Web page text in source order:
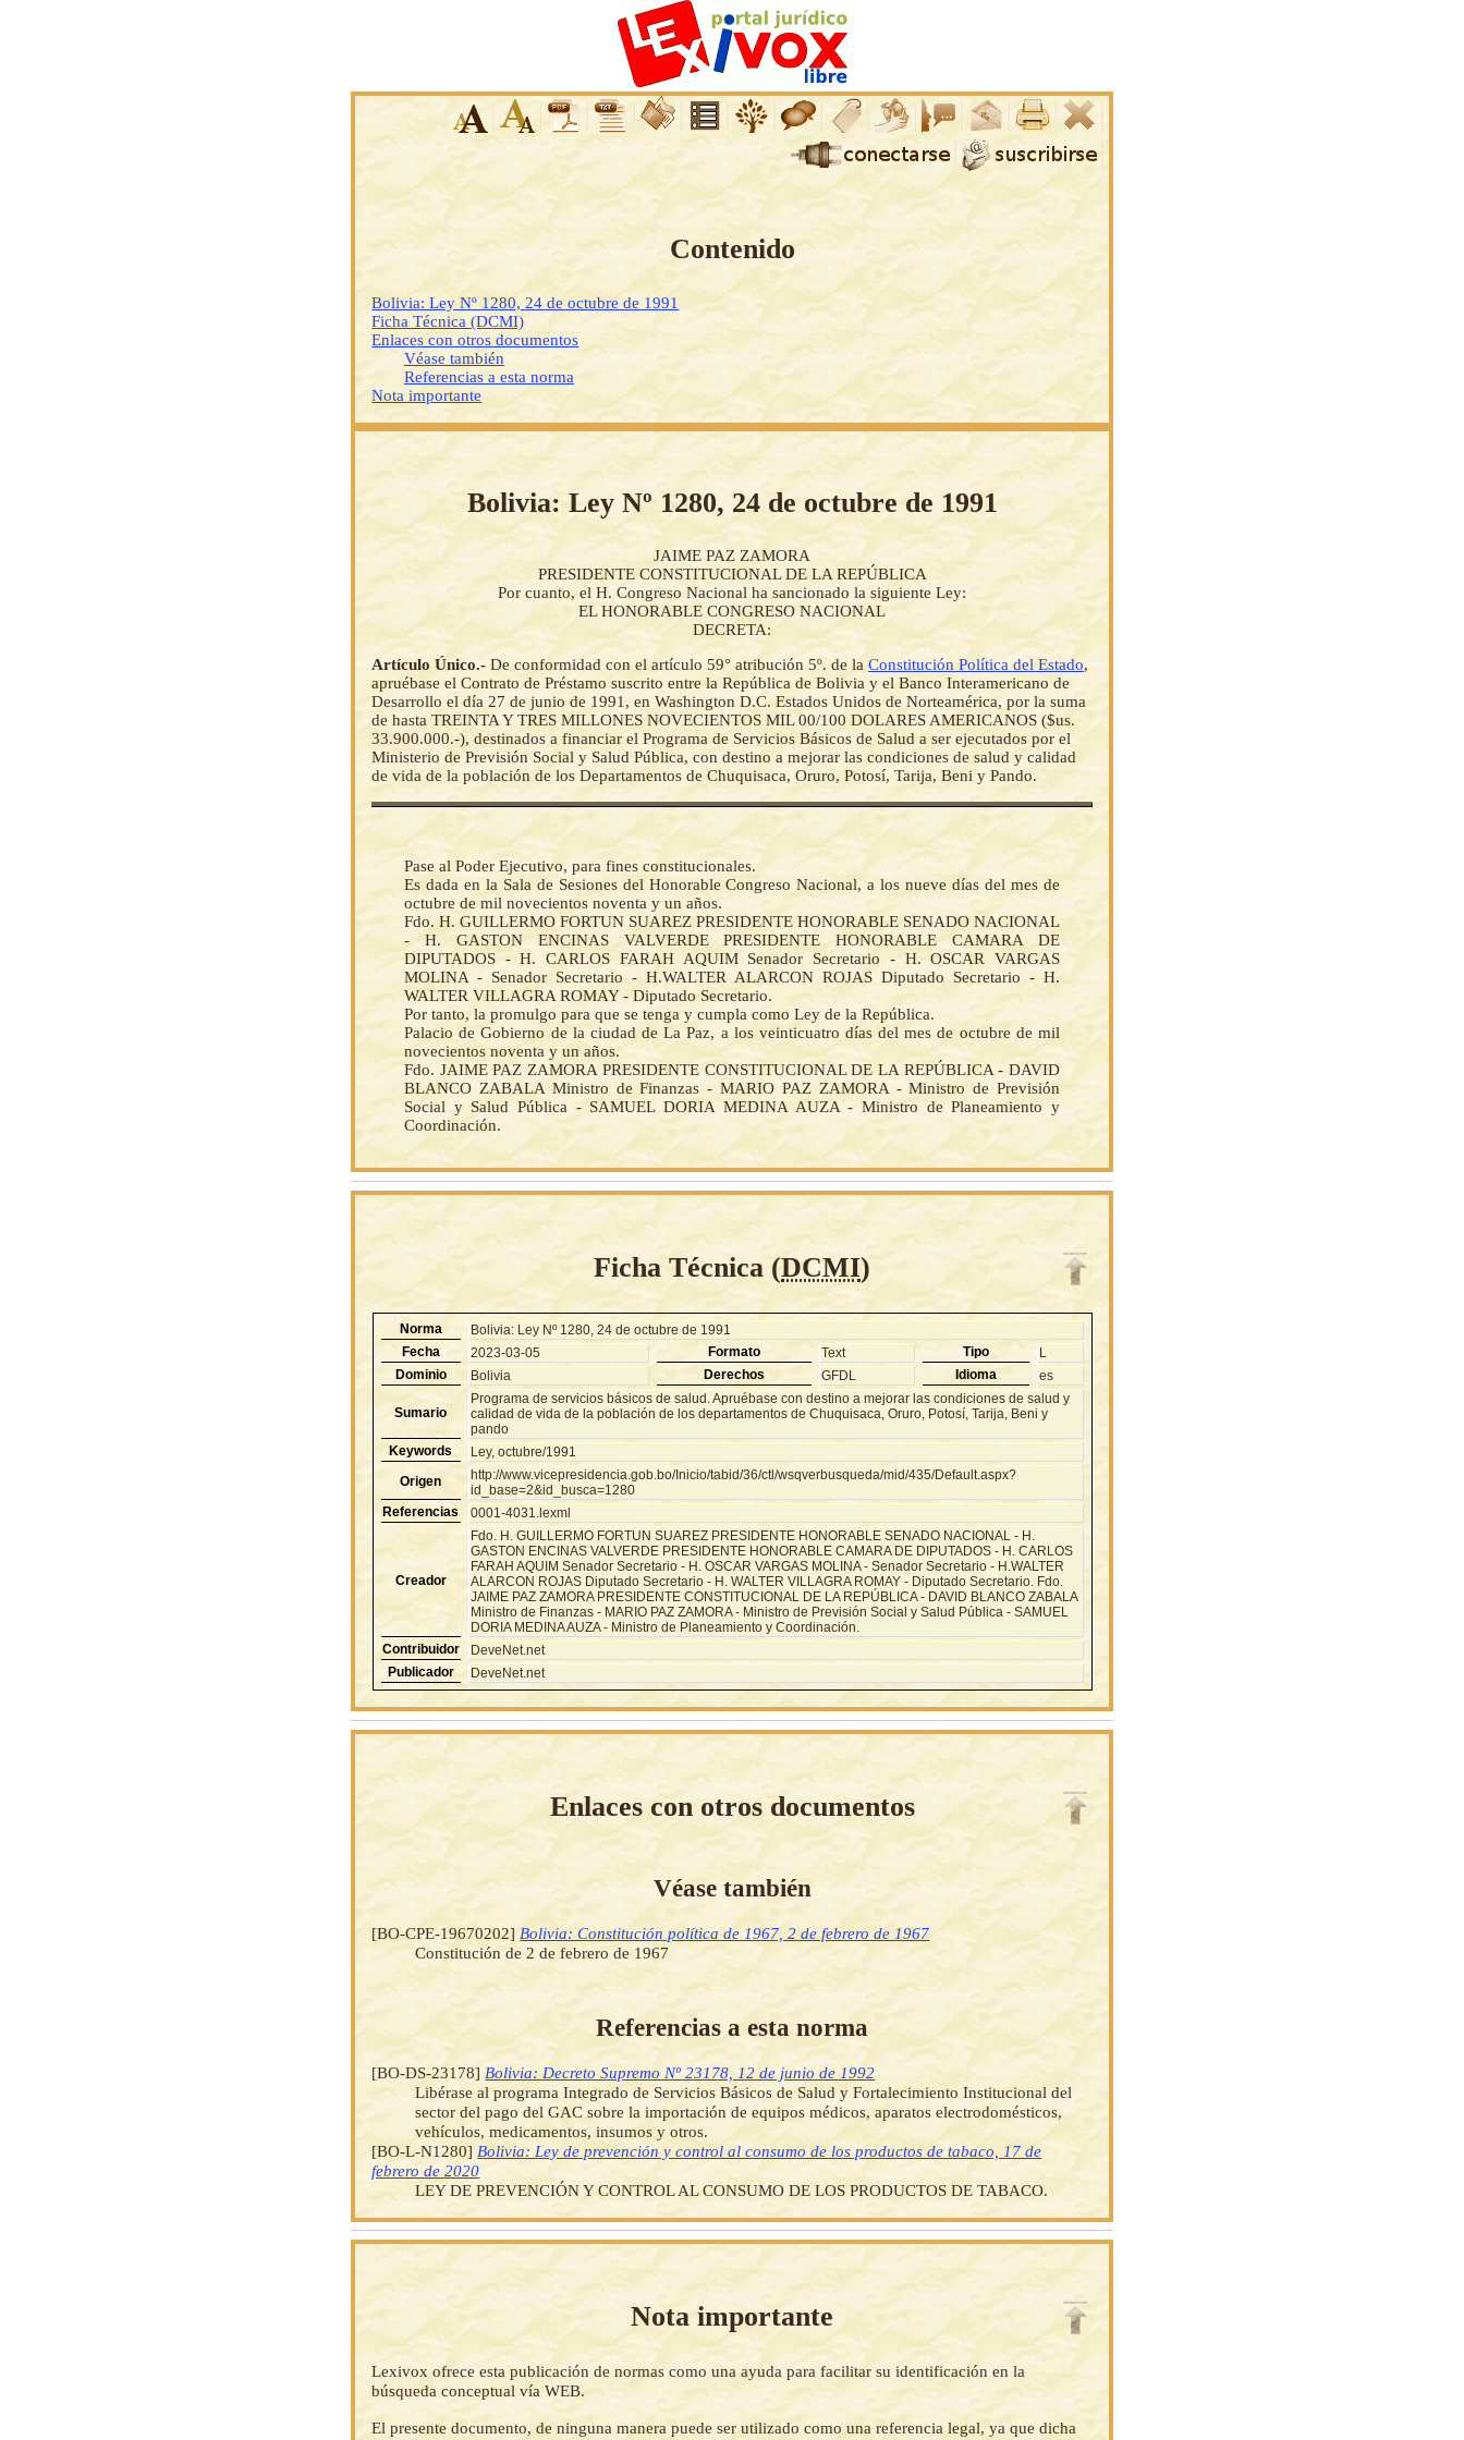
Contenido
Bolivia: Ley Nº 1280, 24 de octubre de 1991
Ficha Técnica (DCMI)
Enlaces con otros documentos
Véase también
Referencias a esta norma
Nota importante
Bolivia: Ley Nº 1280, 24 de octubre de 1991
JAIME PAZ ZAMORA
PRESIDENTE CONSTITUCIONAL DE LA REPÚBLICA
Por cuanto, el H. Congreso Nacional ha sancionado la siguiente Ley:
EL HONORABLE CONGRESO NACIONAL
DECRETA:
Artículo Único.- De conformidad con el artículo 59° atribución 5º. de la Constitución Política del Estado,
apruébase el Contrato de Préstamo suscrito entre la República de Bolivia y el Banco Interamericano de
Desarrollo el día 27 de junio de 1991, en Washington D.C. Estados Unidos de Norteamérica, por la suma
de hasta TREINTA Y TRES MILLONES NOVECIENTOS MIL 00/100 DOLARES AMERICANOS ($us.
33.900.000.-), destinados a financiar el Programa de Servicios Básicos de Salud a ser ejecutados por el
Ministerio de Previsión Social y Salud Pública, con destino a mejorar las condiciones de salud y calidad
de vida de la población de los Departamentos de Chuquisaca, Oruro, Potosí, Tarija, Beni y Pando.
Pase al Poder Ejecutivo, para fines constitucionales.
Es dada en la Sala de Sesiones del Honorable Congreso Nacional, a los nueve días del mes de
octubre de mil novecientos noventa y un años.
Fdo. H. GUILLERMO FORTUN SUAREZ PRESIDENTE HONORABLE SENADO NACIONAL
- H. GASTON ENCINAS VALVERDE PRESIDENTE HONORABLE CAMARA DE
DIPUTADOS - H. CARLOS FARAH AQUIM Senador Secretario - H. OSCAR VARGAS
MOLINA - Senador Secretario - H.WALTER ALARCON ROJAS Diputado Secretario - H.
WALTER VILLAGRA ROMAY - Diputado Secretario.
Por tanto, la promulgo para que se tenga y cumpla como Ley de la República.
Palacio de Gobierno de la ciudad de La Paz, a los veinticuatro días del mes de octubre de mil
novecientos noventa y un años.
Fdo. JAIME PAZ ZAMORA PRESIDENTE CONSTITUCIONAL DE LA REPÚBLICA - DAVID
BLANCO ZABALA Ministro de Finanzas - MARIO PAZ ZAMORA - Ministro de Previsión
Social y Salud Pública - SAMUEL DORIA MEDINA AUZA - Ministro de Planeamiento y
Coordinación.
Ficha Técnica (DCMI)
Norma
Bolivia: Ley Nº 1280, 24 de octubre de 1991
Fecha
2023-03-05 Formato Text Tipo
L
Dominio
Bolivia Derechos GFDL Idioma es
Sumario
Programa de servicios básicos de salud. Apruébase con destino a mejorar las condiciones de salud y
calidad de vida de la población de los departamentos de Chuquisaca, Oruro, Potosí, Tarija, Beni y
pando
Keywords
Ley, octubre/1991
Origen
http://www.vicepresidencia.gob.bo/Inicio/tabid/36/ctl/wsqverbusqueda/mid/435/Default.aspx?
id_base=2&id_busca=1280
Referencias
0001-4031.lexml
Creador
Fdo. H. GUILLERMO FORTUN SUAREZ PRESIDENTE HONORABLE SENADO NACIONAL - H.
GASTON ENCINAS VALVERDE PRESIDENTE HONORABLE CAMARA DE DIPUTADOS - H. CARLOS
FARAH AQUIM Senador Secretario - H. OSCAR VARGAS MOLINA - Senador Secretario - H.WALTER
ALARCON ROJAS Diputado Secretario - H. WALTER VILLAGRA ROMAY - Diputado Secretario. Fdo.
JAIME PAZ ZAMORA PRESIDENTE CONSTITUCIONAL DE LA REPÚBLICA - DAVID BLANCO ZABALA
Ministro de Finanzas - MARIO PAZ ZAMORA - Ministro de Previsión Social y Salud Pública - SAMUEL
DORIA MEDINA AUZA - Ministro de Planeamiento y Coordinación.
Contribuidor
DeveNet.net
Publicador
DeveNet.net
Enlaces con otros documentos
Véase también
[BO-CPE-19670202] Bolivia: Constitución política de 1967, 2 de febrero de 1967
Constitución de 2 de febrero de 1967
Referencias a esta norma
[BO-DS-23178] Bolivia: Decreto Supremo Nº 23178, 12 de junio de 1992
Libérase al programa Integrado de Servicios Básicos de Salud y Fortalecimiento Institucional del
sector del pago del GAC sobre la importación de equipos médicos, aparatos electrodomésticos,
vehículos, medicamentos, insumos y otros.
[BO-L-N1280] Bolivia: Ley de prevención y control al consumo de los productos de tabaco, 17 de
febrero de 2020
LEY DE PREVENCIÓN Y CONTROL AL CONSUMO DE LOS PRODUCTOS DE TABACO.
Nota importante
Lexivox ofrece esta publicación de normas como una ayuda para facilitar su identificación en la
búsqueda conceptual vía WEB.
El presente documento, de ninguna manera puede ser utilizado como una referencia legal, ya que dicha